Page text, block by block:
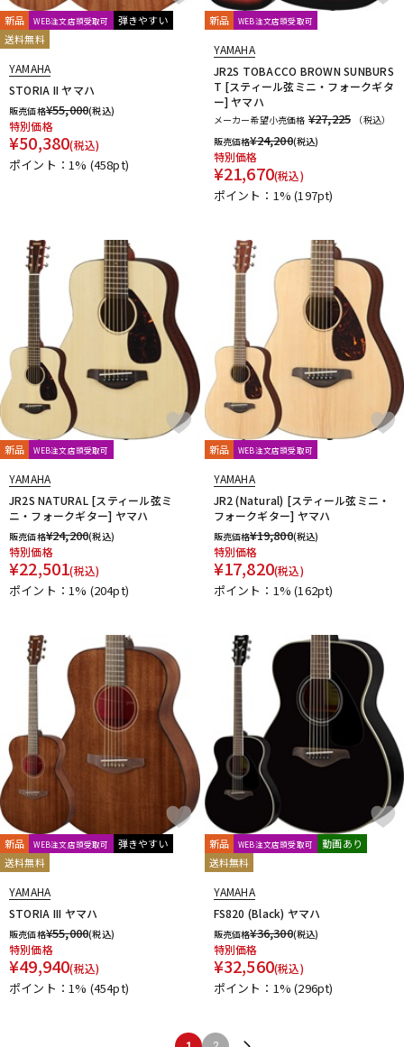
新品 WEB注文店頭受取可
弾きやすい
送料無料
YAMAHA
STORIA II ヤマハ
販売価格¥55,000(税込)
特別価格
¥50,380(税込)
ポイント：1% (458pt)
新品 WEB注文店頭受取可
YAMAHA
JR2S TOBACCO BROWN SUNBURS
T [スティール弦ミニ・フォークギタ
ー] ヤマハ
メーカー希望小売価格 ¥27,225
（税込）
販売価格¥24,200(税込)
特別価格
¥21,670(税込)
ポイント：1%(197pt)
新品 WEB注文店頭受取可
YAMAHA
JR2S NATURAL [スティール弦ミ
ニ・フォークギター] ヤマハ
販売価格¥24,200(税込)
特別価格
¥22,501(税込)
ポイント：1% (204pt)
新品 WEB注文店頭受取可
YAMAHA
JR2 (Natural) [スティール弦ミニ・
フォークギター] ヤマハ
販売価格¥19,800(税込)
特別価格
¥17,820(税込)
ポイント：1%(162pt)
新品 WEB注文店頭受取可
弾きやすい
送料無料
YAMAHA
STORIA III ヤマハ
販売価格¥55,000(税込)
特別価格
¥49,940(税込)
ポイント：1% (454pt)
新品 WEB注文店頭受取可
動画あり
送料無料
YAMAHA
FS820 (Black) ヤマハ
販売価格¥36,300(税込)
特別価格
¥32,560(税込)
ポイント：1%(296pt)